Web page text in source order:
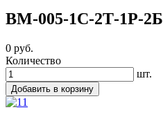
ВМ-005-1С-2Т-1Р-2Б
0 руб.
Количество
шт.
Добавить в корзину